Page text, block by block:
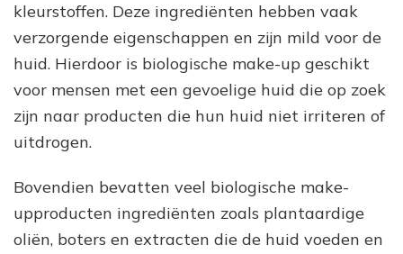
kleurstoffen. Deze ingrediënten hebben vaak
verzorgende eigenschappen en zijn mild voor de
huid. Hierdoor is biologische make-up geschikt
voor mensen met een gevoelige huid die op zoek
zijn naar producten die hun huid niet irriteren of
uitdrogen.
Bovendien bevatten veel biologische make-
upproducten ingrediënten zoals plantaardige
oliën, boters en extracten die de huid voeden en